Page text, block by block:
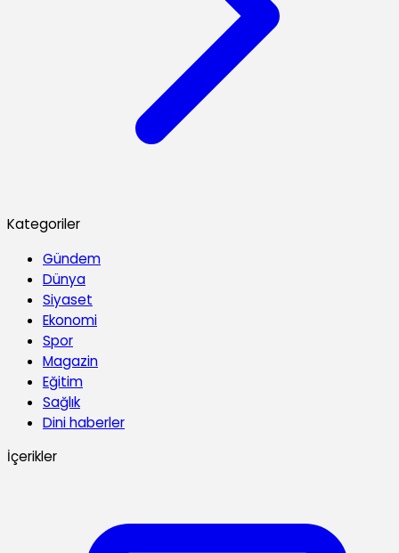
Kategoriler
Gündem
Dünya
Siyaset
Ekonomi
Spor
Magazin
Eğitim
Sağlık
Dini haberler
İçerikler